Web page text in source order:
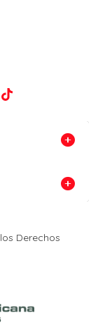
Derechos